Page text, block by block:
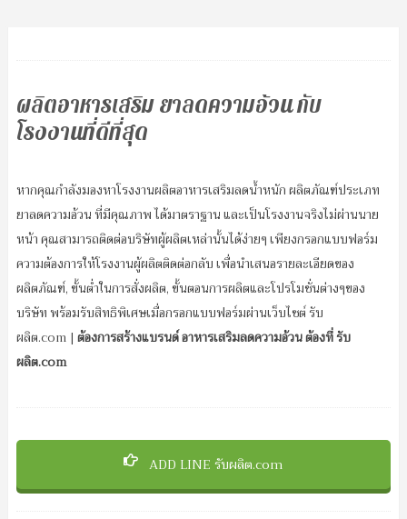
ผลิตอาหารเสริม ยาลดความอ้วน กับ
โรงงานที่ดีที่สุด
หากคุณกำลังมองหาโรงงานผลิตอาหารเสริมลดน้ำหนัก ผลิตภัณฑ์ประเภท
ยาลดความอ้วน ที่มีคุณภาพ ได้มาตราฐาน และเป็นโรงงานจริงไม่ผ่านนาย
หน้า คุณสามารถติดต่อบริษัทผู้ผลิตเหล่านั้นได้ง่ายๆ เพียงกรอกแบบฟอร์ม
ความต้องการให้โรงงานผู้ผลิตติดต่อกลับ เพื่อนำเสนอรายละเอียดของ
ผลิตภัณฑ์, ขั้นต่ำในการสั่งผลิต, ขั้นตอนการผลิตและโปรโมชั่นต่างๆของ
บริษัท พร้อมรับสิทธิพิเศษเมื่อกรอกแบบฟอร์มผ่านเว็บไซต์ รับ
ผลิต.com | ต้องการสร้างแบรนด์ อาหารเสริมลดความอ้วน ต้องที่ รับ
ผลิต.com
ADD LINE รับผลิต.com